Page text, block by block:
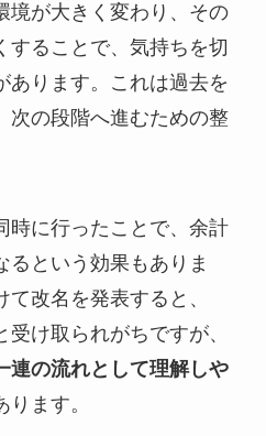
境が大きく変わり、その
することで、気持ちを切
あります。これは過去を
次の段階へ進むための整
時に行ったことで、余計
るという効果もありま
改名を発表すると、
受け取られがちですが、
連の流れとして理解しや
ます。